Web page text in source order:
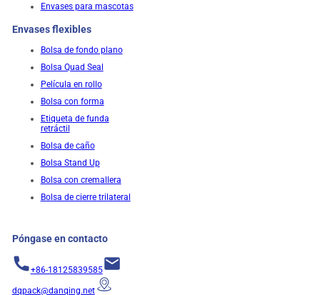
Envases para mascotas
Envases flexibles
Bolsa de fondo plano
Bolsa Quad Seal
Película en rollo
Bolsa con forma
Etiqueta de funda
retráctil
Bolsa de caño
Bolsa Stand Up
Bolsa con cremallera
Bolsa de cierre trilateral
Póngase en contacto
+86-18125839585
dqpack@danqing.net